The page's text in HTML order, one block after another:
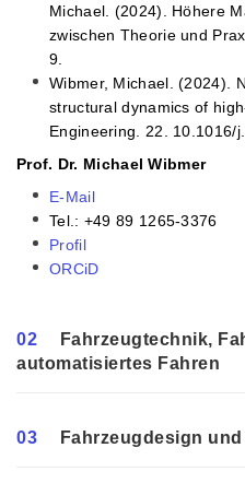
Michael. (2024). Höhere
zwischen Theorie und
9.
Wibmer, Michael. (2024).
structural dynamics of
Engineering. 22. 10.1016/
Prof. Dr. Michael Wibmer
E-Mail
Tel.: +49 89 1265-3376
Profil
ORCiD
02
Fahrzeugtechnik,
automatisiertes Fahren
03 Fahrzeugdesign